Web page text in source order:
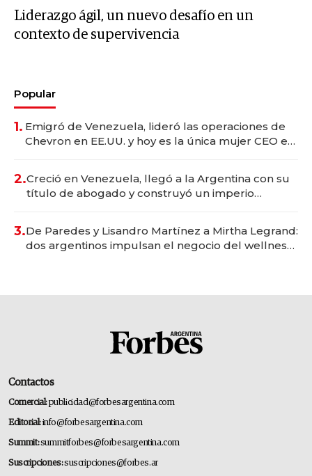
Liderazgo ágil, un nuevo desafío en un
contexto de supervivencia
Popular
1. Emigró de Venezuela, lideró las operaciones de
Chevron en EE.UU. y hoy es la única mujer CEO en
2.Creció en Venezuela, llegó a la Argentina con su
título de abogado y construyó un imperio
3.De Paredes y Lisandro Martínez a Mirtha Legrand:
dos argentinos impulsan el negocio del wellness
Contactos
Comercial:publicidad@forbesargentina.com
Editorial:info@forbesargentina.com
Summit:summitforbes@forbesargentina.com
Suscripciones:suscripciones@forbes.ar